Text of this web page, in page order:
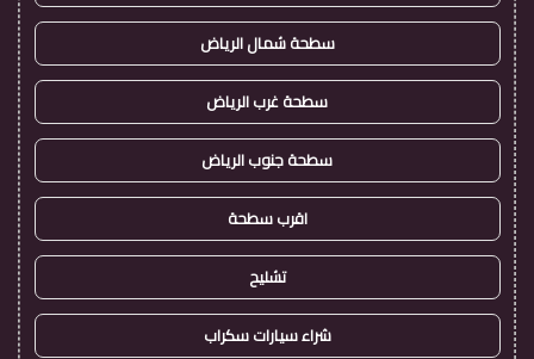
سطحة شمال الرياض
سطحة غرب الرياض
سطحة جنوب الرياض
اقرب سطحة
تشليح
شراء سيارات سكراب